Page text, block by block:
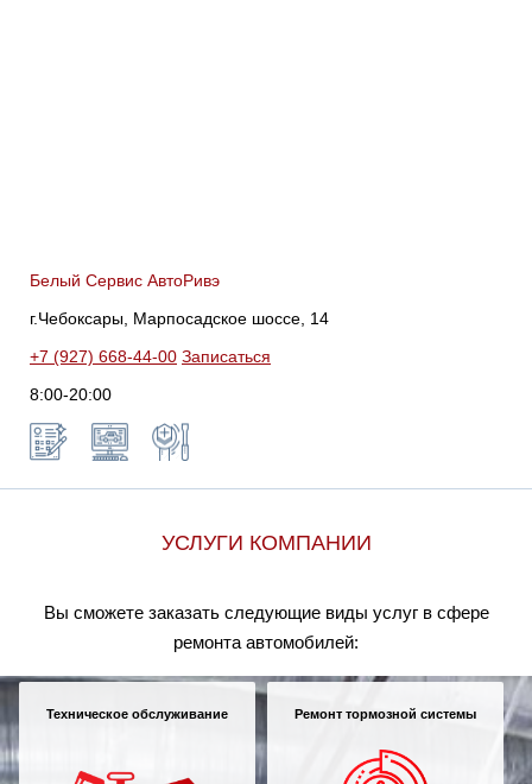
Белый Сервис АвтоРивэ
г.Чебоксары, Марпосадское шоссе, 14
+7 (927) 668-44-00 Записаться
8:00-20:00
УСЛУГИ КОМПАНИИ
Вы сможете заказать следующие виды услуг в сфере
ремонта автомобилей:
Техническое обслуживание Ремонт тормозной системы